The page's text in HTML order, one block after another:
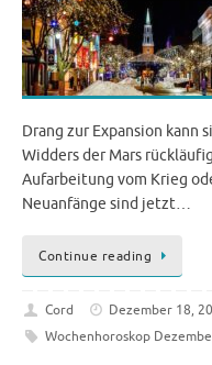
Drang zur Expansion kann
Widders der Mars
Aufarbeitung vom Krieg
Neuanfänge sind jetzt…
Continue reading
Cord Dezember 18,
Wochenhoroskop